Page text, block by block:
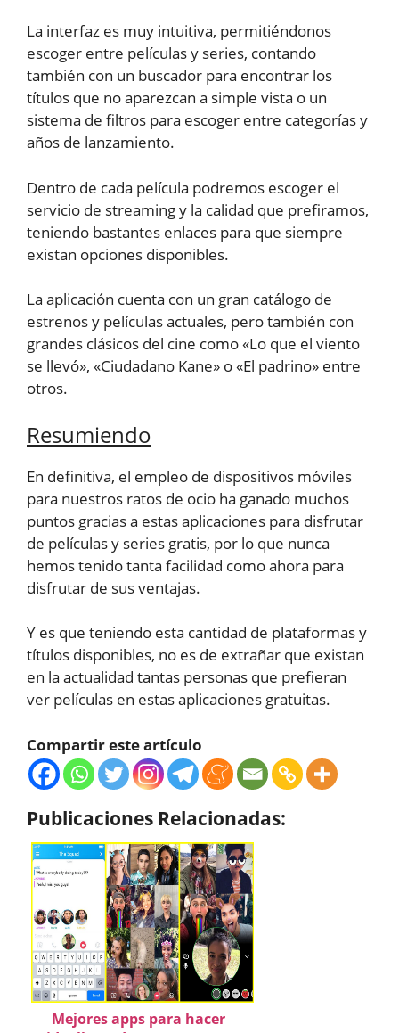
La interfaz es muy intuitiva, permitiéndonos
escoger entre películas y series, contando
también con un buscador para encontrar los
títulos que no aparezcan a simple vista o un
sistema de filtros para escoger entre categorías y
años de lanzamiento.
Dentro de cada película podremos escoger el
servicio de streaming y la calidad que prefiramos,
teniendo bastantes enlaces para que siempre
existan opciones disponibles.
La aplicación cuenta con un gran catálogo de
estrenos y películas actuales, pero también con
grandes clásicos del cine como «Lo que el viento
se llevó», «Ciudadano Kane» o «El padrino» entre
otros.
Resumiendo
En definitiva, el empleo de dispositivos móviles
para nuestros ratos de ocio ha ganado muchos
puntos gracias a estas aplicaciones para disfrutar
de películas y series gratis, por lo que nunca
hemos tenido tanta facilidad como ahora para
disfrutar de sus ventajas.
Y es que teniendo esta cantidad de plataformas y
títulos disponibles, no es de extrañar que existan
en la actualidad tantas personas que prefieran
ver películas en estas aplicaciones gratuitas.
Compartir este artículo
Publicaciones Relacionadas:
Mejores apps para hacer